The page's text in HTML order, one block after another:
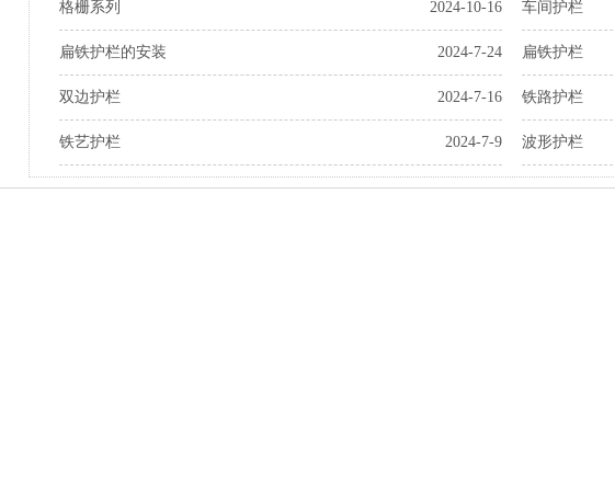
2024-10-16
格栅系列 车间护栏
2024-7-24
扁铁护栏的安装 扁铁护栏
2024-7-16
双边护栏 铁路护栏
2024-7-9
铁艺护栏 波形护栏